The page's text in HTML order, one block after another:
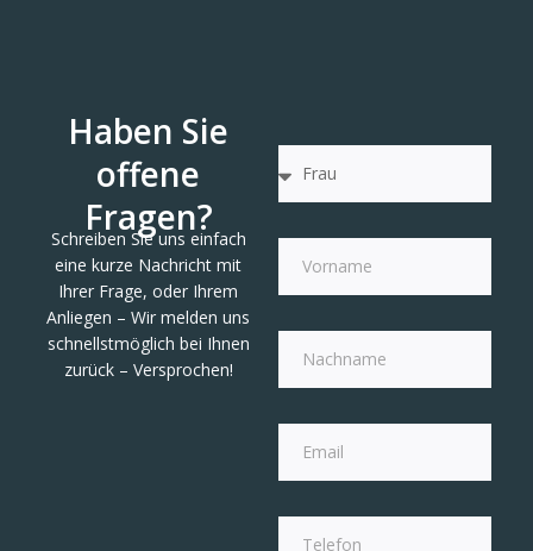
Haben Sie
offene
Fragen?
Schreiben Sie uns einfach
eine kurze Nachricht mit
Ihrer Frage, oder Ihrem
Anliegen – Wir melden uns
schnellstmöglich bei Ihnen
zurück – Versprochen!